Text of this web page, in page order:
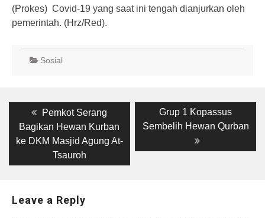
(Prokes) Covid-19 yang saat ini tengah dianjurkan oleh
pemerintah. (Hrz/Red).
Sosial
Post
navigation
Previous
post:
Pemkot Serang
Bagikan Hewan Kurban
ke DKM Masjid Agung At-
Tsauroh
Next
post:
Grup 1 Kopassus
Sembelih Hewan Qurban
Leave a Reply